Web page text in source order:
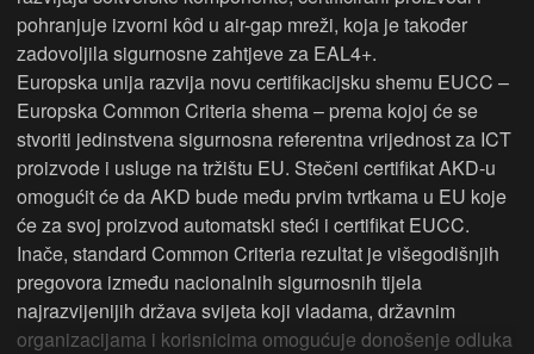
pohranjuje izvorni kôd u air-gap mreži, koja je također
zadovoljila sigurnosne zahtjeve za EAL4+.
Europska unija razvija novu certifikacijsku shemu EUCC –
Europska Common Criteria shema – prema kojoj će se
stvoriti jedinstvena sigurnosna referentna vrijednost za ICT
proizvode i usluge na tržištu EU. Stečeni certifikat AKD-u
omogućit će da AKD bude među prvim tvrtkama u EU koje
će za svoj proizvod automatski steći i certifikat EUCC.
Inače, standard Common Criteria rezultat je višegodišnjih
pregovora između nacionalnih sigurnosnih tijela
najrazvijenijih država svijeta koji vladama, državnim
organizacijama i korisnicima omogućuje donošenje odluka